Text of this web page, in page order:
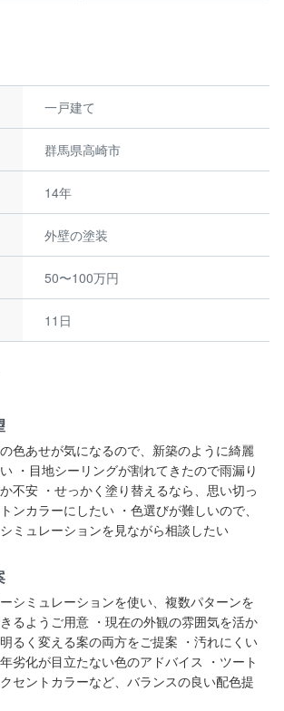
一戸建て
群馬県高崎市
14年
外壁の塗装
50〜100万円
11日
の色あせが気になるので、新築のように綺麗
・目地シーリングが割れてきたので雨漏り
不安 ・せっかく塗り替えるなら、思い切っ
ンカラーにしたい ・色選びが難しいので、
ミュレーションを見ながら相談したい
ーシミュレーションを使い、複数パターンを
るようご用意 ・現在の外観の雰囲気を活か
るく変える案の両方をご提案 ・汚れにくい
劣化が目立たない色のアドバイス ・ツート
セントカラーなど、バランスの良い配色提